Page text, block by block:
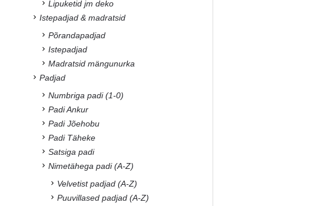
Lipuketid jm deko
Istepadjad & madratsid
Põrandapadjad
Istepadjad
Madratsid mängunurka
Padjad
Numbriga padi (1-0)
Padi Ankur
Padi Jõehobu
Padi Täheke
Satsiga padi
Nimetähega padi (A-Z)
Velvetist padjad (A-Z)
Puuvillased padjad (A-Z)